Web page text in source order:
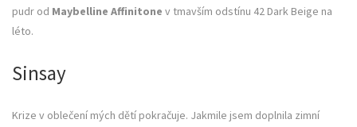
pudr od Maybelline Affinitone v tmavším odstínu 42 Dark Beige na
léto.
Sinsay
Krize v oblečení mých dětí pokračuje. Jakmile jsem doplnila zimní